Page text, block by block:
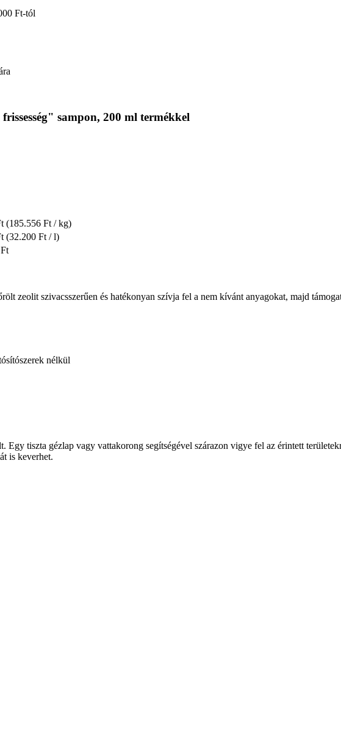
Ft-tól
sampon, 200 ml termékkel
(185.556 Ft / kg)
(32.200 Ft / l)
zeolit szivacsszerűen és hatékonyan szívja fel a nem kívánt anyagokat, majd
nélkül
Egy tiszta gézlap vagy vattakorong segítségével szárazon vigye fel az érintett
is keverhet.